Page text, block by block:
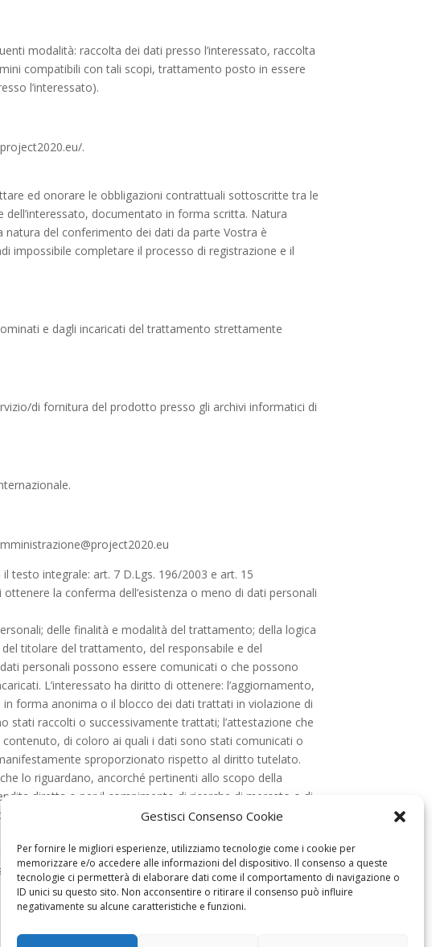
Gestisci Consenso Cookie
Per fornire le migliori esperienze, utilizziamo tecnologie come i cookie per
memorizzare e/o accedere alle informazioni del dispositivo. Il consenso a queste
tecnologie ci permetterà di elaborare dati come il comportamento di navigazione o
ID unici su questo sito. Non acconsentire o ritirare il consenso può influire
negativamente su alcune caratteristiche e funzioni.
modalità: raccolta dei dati presso l’interessato, raccolta
compatibili con tali scopi, trattamento posto in essere
l’interessato).
.
ed onorare le obbligazioni contrattuali sottoscritte tra le
documentato in forma scritta. Natura
del conferimento dei dati da parte Vostra è
impossibile completare il processo di registrazione e il
e dagli incaricati del trattamento strettamente
di fornitura del prodotto presso gli archivi informatici di
testo integrale: art. 7 D.Lgs. 196/2003 e art. 15
la conferma dell’esistenza o meno di dati personali
delle finalità e modalità del trattamento; della logica
titolare del trattamento, del responsabile e del
personali possono essere comunicati o che possono
L’interessato ha diritto di ottenere: l’aggiornamento,
forma anonima o il blocco dei dati trattati in violazione di
stati raccolti o successivamente trattati; l’attestazione che
di coloro ai quali i dati sono stati comunicati o
sproporzionato rispetto al diritto tutelato.
lo riguardano, ancorché pertinenti allo scopo della
diretta o per il compimento di ricerche di mercato o di
trattamento l’accesso ai dati personali e la rettifica o la
oltre al diritto alla portabilità dei dati. L’interessato ha il
consenso prestato prima della revoca e ha il diritto di
di posta elettronica amministrazione@project2020.eu.